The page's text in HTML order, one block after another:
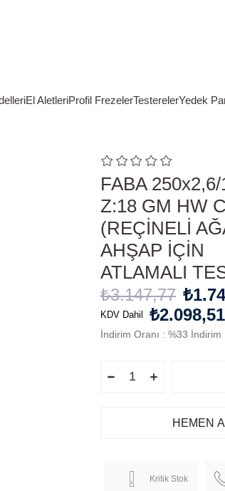
El AletleriProfil FrezelerTesterelerYedek
FABA
Z:18 GM HW C
(REÇİNELİ
AHŞAP İÇİN
ATLAMALI
₺3.147,77
KDV Dahil ₺2.098,51
İndirim Oranı : %33 İndirim
Kritik Stok